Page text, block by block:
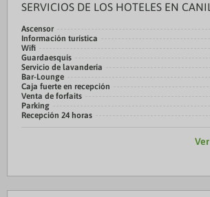
SERVICIOS DE LOS HOTELES EN
Ascensor
Información turística
Wifi
Guardaesquís
Servicio de lavandería
Bar-Lounge
Caja fuerte en recepción
Venta de forfaits
Parking
Recepción 24 horas